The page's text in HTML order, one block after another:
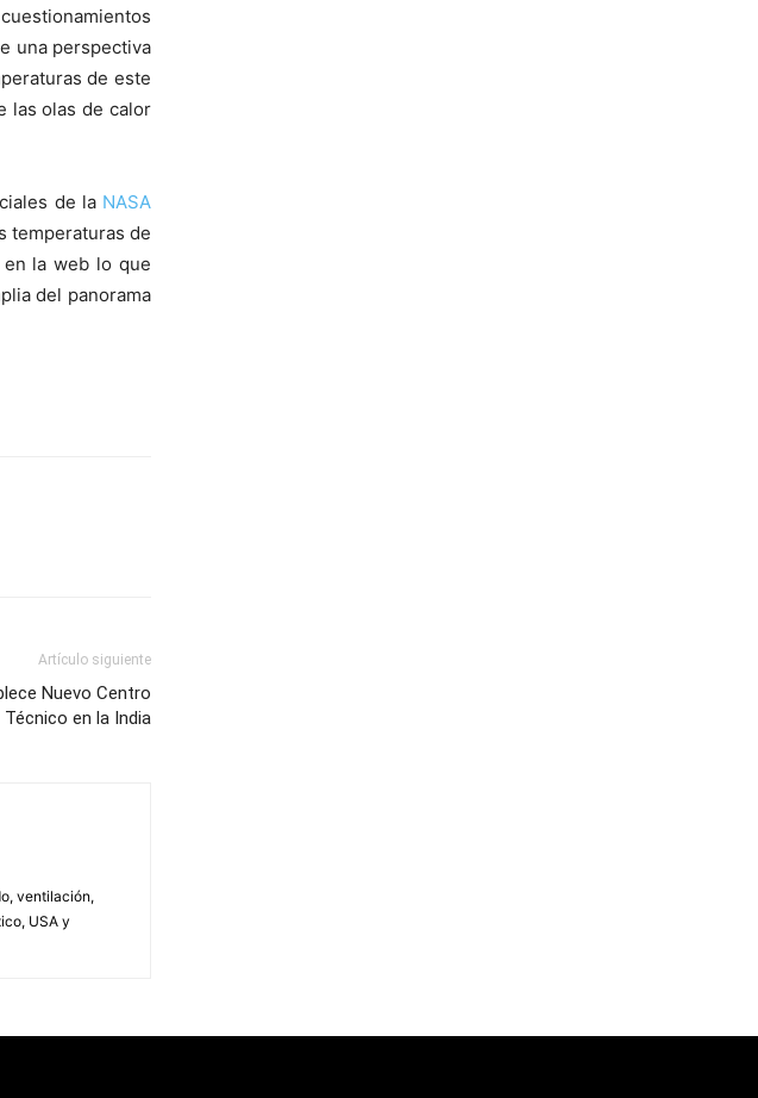
una perspectiva
de este
las olas de calor
de la NASA
temperaturas de
la web lo que
del panorama
Artículo siguiente
Nuevo Centro
Técnico en la India
ventilación,
USA y